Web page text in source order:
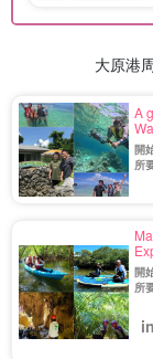
大原港
A
開
所
開
所